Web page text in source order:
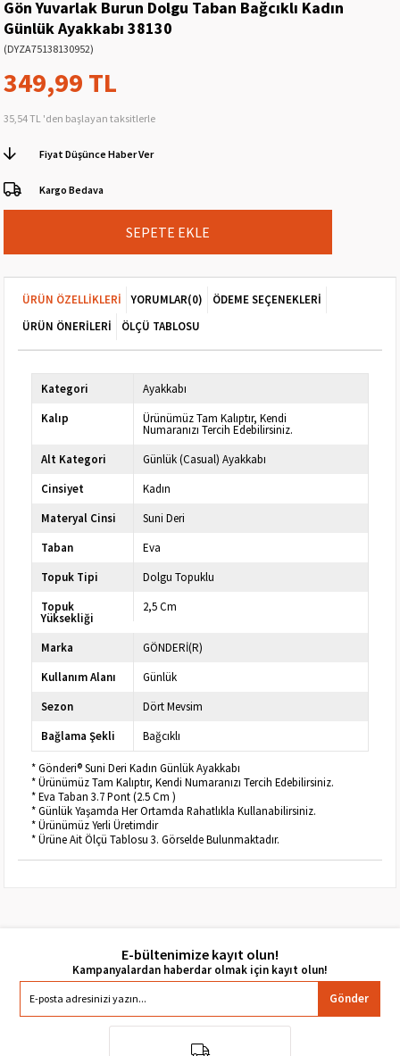
Gön Yuvarlak Burun Dolgu Taban Bağcıklı Kadın
Günlük Ayakkabı 38130
(DYZA75138130952)
349,99 TL
35,54 TL 'den başlayan taksitlerle
Fiyat Düşünce Haber Ver
Kargo Bedava
ÜRÜN ÖZELLIKLERI YORUMLAR(0)
ÖDEME SEÇENEKLERI
ÜRÜN ÖNERILERI
ÖLÇÜ TABLOSU
Kategori
Ayakkabı
Kalıp
Ürünümüz Tam Kalıptır, Kendi
Numaranızı Tercih Edebilirsiniz.
Alt Kategori
Günlük (Casual) Ayakkabı
Cinsiyet
Kadın
Materyal Cinsi
Suni Deri
Taban
Eva
Topuk Tipi
Dolgu Topuklu
Topuk
Yüksekliği
2,5 Cm
Marka
GÖNDERİ(R)
Kullanım Alanı
Günlük
Sezon
Dört Mevsim
Bağlama Şekli
Bağcıklı
* Gönderi® Suni Deri Kadın Günlük Ayakkabı
* Ürünümüz Tam Kalıptır, Kendi Numaranızı Tercih Edebilirsiniz.
* Eva Taban 3.7 Pont (2.5 Cm )
* Günlük Yaşamda Her Ortamda Rahatlıkla Kullanabilirsiniz.
* Ürünümüz Yerli Üretimdir
* Ürüne Ait Ölçü Tablosu 3. Görselde Bulunmaktadır.
E-bültenimize kayıt olun!
Gönder